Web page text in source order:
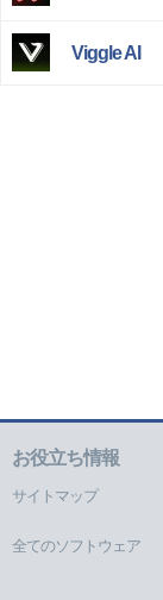
Viggle AI
お役立ち情報
サイトマップ
全てのソフトウェア